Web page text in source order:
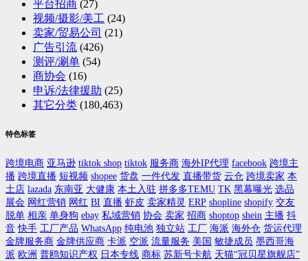
平台招商 (27)
视频/摄影/美工 (24)
卖家/贸易公司 (21)
广告引流 (426)
测评/涮单 (54)
商协会 (16)
申诉/法律援助 (25)
其它分类 (180,463)
特色标签
跨境电商 亚马逊 tiktok shop tiktok 服务商 海外IP代理 facebook 跨境主
播 跨境直播 短视频 shopee 货盘 一件代发 直播带货 云仓 跨境卖家 本
土店 lazada 东南亚 大健康 本土入驻 拼多多TEMU TK 黑幕曝光 选品
展会 网红营销 网红 BI 直播 虾皮 卖家精灵 ERP shopline shopify 交友
脱单 相亲 单身狗 ebay 私域营销 协会 卖家 招商 shoptop shein 主播 抖
音 快手 工厂产品 WhatsApp 纯电池 独立站 工厂 海派 海外仓 货运代理
金牌服务商 金牌供应商 卡派 空派 流量服务 美国 敏捷成员 墨西哥海
派 欧洲 普鸥知识产权 日本专线 商标 苏新号卡航 天猫“冠贝星旗舰店”